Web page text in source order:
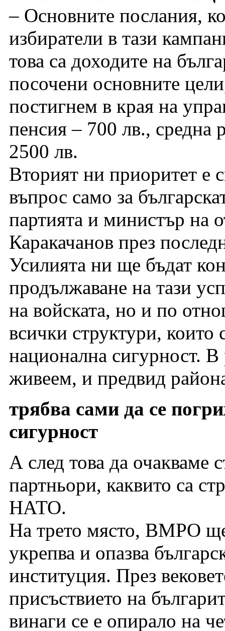
– Основните послания,
избиратели в тази
това са доходите на
посочени основните
постигнем в края на
пенсия – 700 лв., средна
2500 лв.
Вторият ни приоритет е
въпрос само за
партията и министър на
Каракачанов през
Усилията ни ще бъдат
продължаване на тази
на войската, но и по
всички структури, които
национална сигурност.
живеем, и предвид
трябва сами да се
сигурност
А след това да очакваме
партньори, каквито са
НАТО.
На трето място, ВМРО
укрепва и опазва
институция. През
присъствието на
винаги се е опирало на